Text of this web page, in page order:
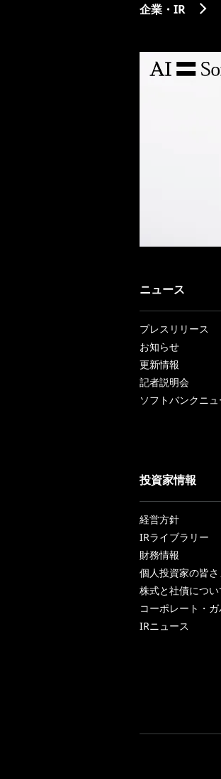
企業・IR
ニュース
プレスリリース
お知らせ
更新情報
記者説明会
ソフトバンクニュ
投資家情報
経営方針
IRライブラリー
財務情報
個人投資家の皆
株式と社債につい
コーポレート・
IRニュース